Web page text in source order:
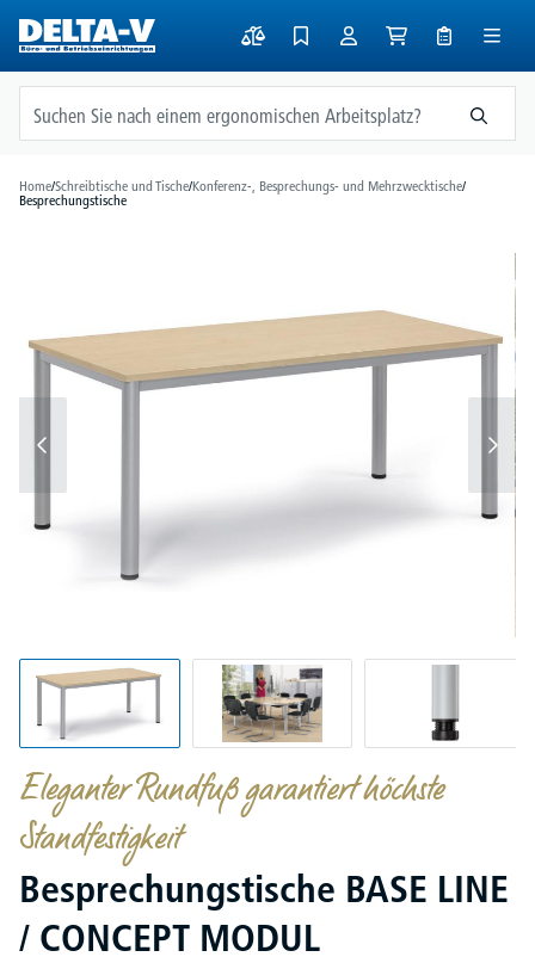
springen
Home/Schreibtische und Tische/Konferenz-, Besprechungs- und Mehrzwecktische/
Besprechungstische
Eleganter Rundfuß garantiert höchste
Standfestigkeit
Besprechungstische BASE LINE
/ CONCEPT MODUL